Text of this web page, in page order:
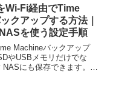
ージョン１７な...
Wi-Fi経由でTime
クアップする方法｜
を使う設定手順
Machineバックアップ
やUSBメモリだけでな
にも保存できます。